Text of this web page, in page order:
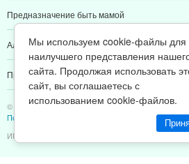
Предназначение быть мамой
Алексей Валяев
Предназначение быть папой
© 2011-2026 Предназначение быть Женщиной
Политика конфиденциальности
ИП Валяев А. В. | ИНН 380111808709
Мы используем cookie-файлы для
наилучшего представления
сайта. Продолжая использовать
сайт, вы соглашаетесь с
использованием cookie-файлов.